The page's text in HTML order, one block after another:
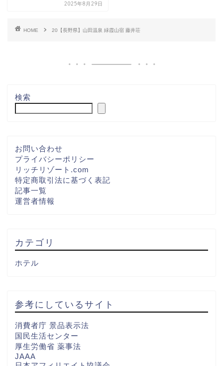
2025年8月29日
HOME 20【長野県】山田温泉 緑霞山宿 藤井荘
検索
お問い合わせ
プライバシーポリシー
リッチリゾート.com
特定商取引法に基づく表記
記事一覧
運営者情報
カテゴリ
ホテル
参考にしているサイト
消費者庁 景品表示法
国民生活センター
厚生労働省 薬事法
JAAA